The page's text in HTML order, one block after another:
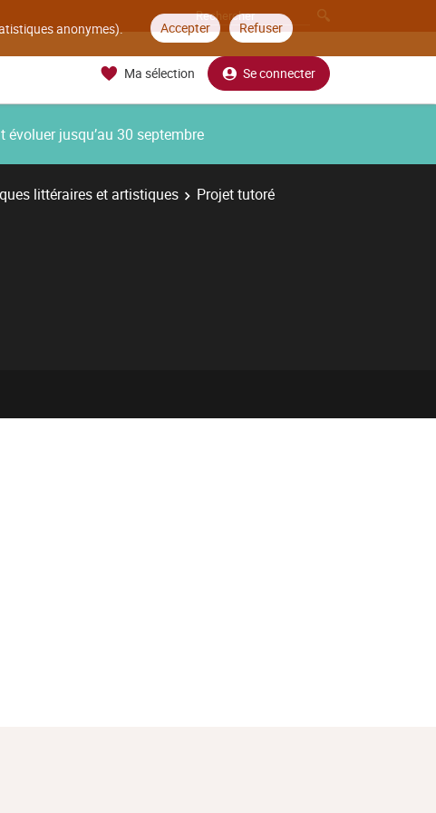
anonymes). Accepter Refuser
Ma sélection Se connecter
jusqu’au 30 septembre
littéraires et artistiques Projet tutoré